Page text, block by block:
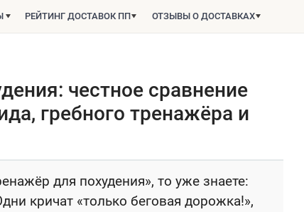
РЕЙТИНГ ДОСТАВОК ПП ОТЗЫВЫ О ДОСТАВКАХ
честное сравнение
гребного тренажёра и
для похудения», то уже знаете:
кричат «только беговая дорожка!»,